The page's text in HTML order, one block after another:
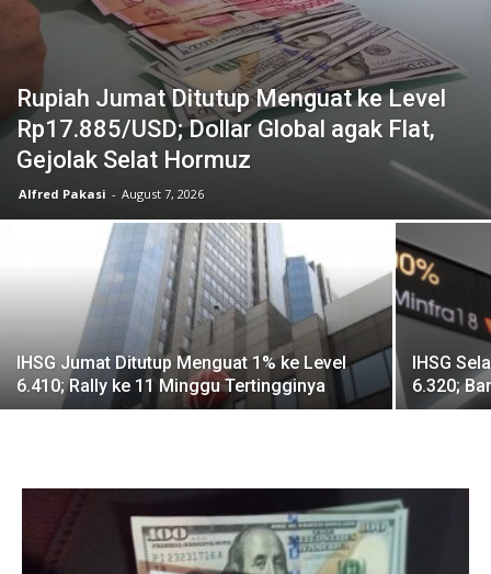
Rupiah Jumat Ditutup Menguat ke Level
Rp17.885/USD; Dollar Global agak Flat,
Gejolak Selat Hormuz
Alfred Pakasi - August 7, 2026
IHSG Jumat Ditutup Menguat 1% ke Level
6.410; Rally ke 11 Minggu Tertingginya
IHSG
6.320;